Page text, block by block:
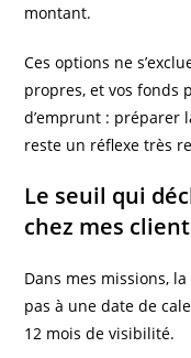
montant.
Ces options ne
propres, et vos fonds
d’emprunt : préparer
reste un réflexe très
Le seuil qui
chez mes
Dans mes missions,
pas à une date de
12 mois de visibilité.